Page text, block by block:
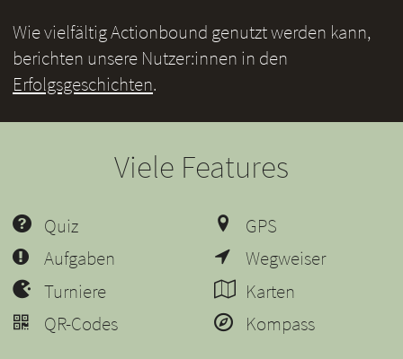
Wie vielfältig Actionbound genutzt werden kann,
berichten unsere Nutzer:innen in den
Erfolgsgeschichten.
Viele Features
Quiz
Aufgaben
Turniere
QR-Codes
GPS
Wegweiser
Karten
Kompass